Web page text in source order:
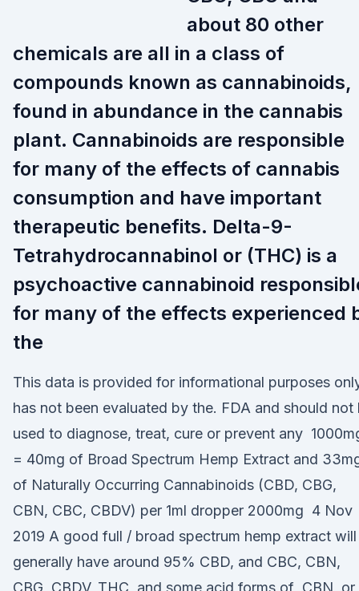
about 80 other
chemicals are all in a class of
compounds known as cannabinoids,
found in abundance in the cannabis
plant. Cannabinoids are responsible
for many of the effects of cannabis
consumption and have important
therapeutic benefits. Delta-9-
Tetrahydrocannabinol or (THC) is a
psychoactive cannabinoid
for many of the effects experienced
the
This data is provided for informational purposes
has not been evaluated by the. FDA and should not
used to diagnose, treat, cure or prevent any
= 40mg of Broad Spectrum Hemp Extract and
of Naturally Occurring Cannabinoids (CBD, CBG,
CBN, CBC, CBDV) per 1ml dropper 2000mg 4 Nov
2019 A good full / broad spectrum hemp extract will
generally have around 95% CBD, and CBC, CBN,
CBG, CBDV, THC, and some acid forms of CBN, or